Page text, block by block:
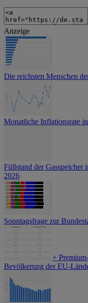
Anzeige
Die reichsten Menschen
Monatliche Inflationsrate
Füllstand der Gasspeicher
2026
Sonntagsfrage zur
+
Bevölkerung der EU-